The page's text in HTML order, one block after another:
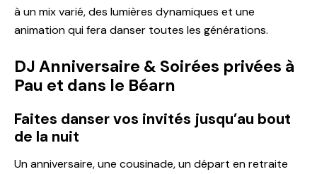
à un mix varié, des lumières dynamiques et une
animation qui fera danser toutes les générations.
DJ Anniversaire & Soirées privées à
Pau et dans le Béarn
Faites danser vos invités jusqu’au bout
de la nuit
Un anniversaire, une cousinade, un départ en retraite